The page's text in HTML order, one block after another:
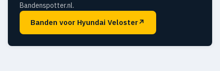
Bandenspotter.nl.
Banden voor Hyundai Veloster↗